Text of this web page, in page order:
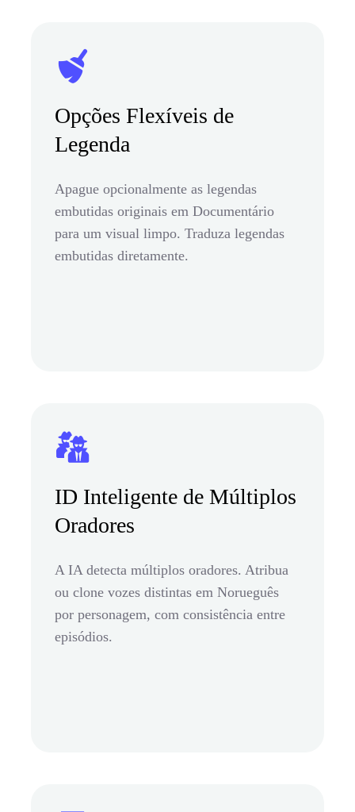
Opções Flexíveis de
Legenda
Apague opcionalmente as legendas
embutidas originais em Documentário
para um visual limpo. Traduza legendas
embutidas diretamente.
ID Inteligente de Múltiplos
Oradores
A IA detecta múltiplos oradores. Atribua
ou clone vozes distintas em Norueguês
por personagem, com consistência entre
episódios.